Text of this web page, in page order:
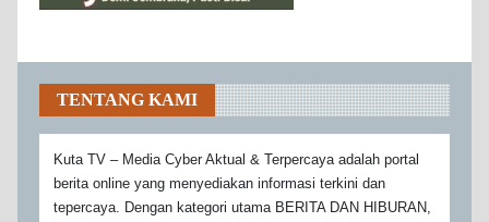
TENTANG KAMI
Kuta TV – Media Cyber Aktual & Terpercaya adalah portal
berita online yang menyediakan informasi terkini dan
tepercaya. Dengan kategori utama BERITA DAN HIBURAN,